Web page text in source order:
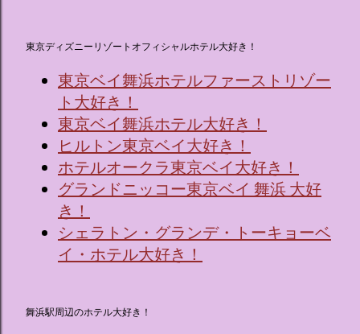
東京ディズニーリゾートオフィシャルホテル大好き！
東京ベイ舞浜ホテルファーストリゾー
ト大好き！
東京ベイ舞浜ホテル大好き！
ヒルトン東京ベイ大好き！
ホテルオークラ東京ベイ大好き！
グランドニッコー東京ベイ 舞浜 大好
き！
シェラトン・グランデ・トーキョーベ
イ・ホテル大好き！
舞浜駅周辺のホテル大好き！